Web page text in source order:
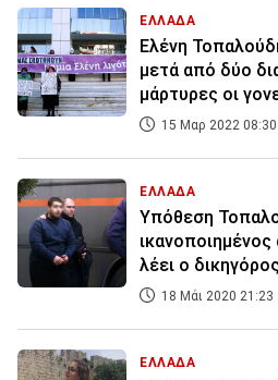
ΕΛΛΑΔΑ
Ελένη
μετά από δύο
μάρτυρες οι
15 Μαρ 2022 08:30
ΕΛΛΑΔΑ
Υπόθεση
λέει ο
18 Μάι 2020 21:23
ΕΛΛΑΔΑ